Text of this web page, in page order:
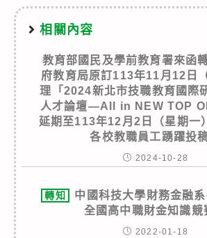
相關內容
教育部國民及學前教育署來函
府教育局原訂113年11月12日
理「2024新北市技職教育國際
人才論壇—All in NEW TOP
延期至113年12月2日（星期一
各校教職員工踴躍投
2024-10-28
轉知
中國科技大學財務金融
全國高中職財金知識競
2022-01-18